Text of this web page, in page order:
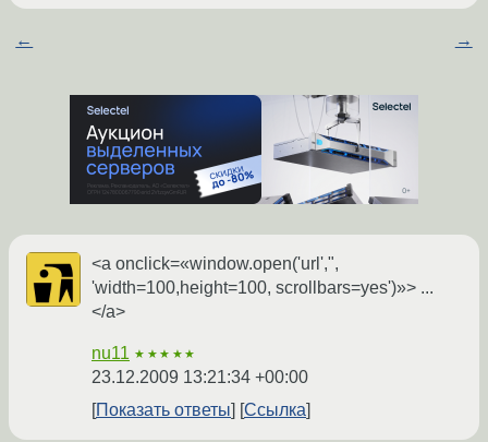
← →
<a onclick=«window.open('url',",
'width=100,height=100, scrollbars=yes')»> ...
</a>
nu11 ★★★★★
23.12.2009 13:21:34 +00:00
Показать ответы
Ссылка